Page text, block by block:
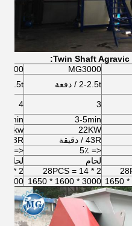
MG3000
2-2.5t / دفعة
3-3.5t / دفعة
3
4
3-5min
5min
22KW
37kw
43R / دقيقة
43R / دقيقة
<= 5٪
<= 5٪
لحام
لحام
2 * 14 = 28PCS
2 * 14 = 28PCS
3000 * 1600 * 1650
3000 ** 2200 * 2000